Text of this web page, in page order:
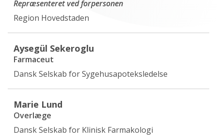
Repræsenteret ved forpersonen
Region Hovedstaden
Aysegül Sekeroglu
Farmaceut
Dansk Selskab for Sygehusapoteksledelse
Marie Lund
Overlæge
Dansk Selskab for Klinisk Farmakologi